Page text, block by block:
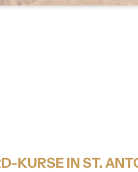
Bitte wählen
KURSE IN ST.